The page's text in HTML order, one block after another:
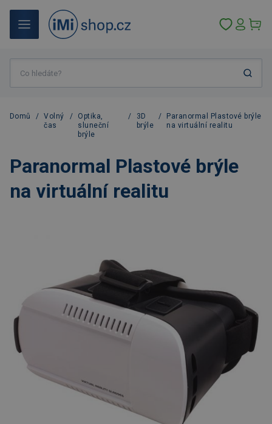
Domů /
Volný
čas
/
Optika,
sluneční
brýle
/
3D
brýle
/
Paranormal Plastové brýle
na virtuální realitu
Paranormal Plastové brýle
na virtuální realitu